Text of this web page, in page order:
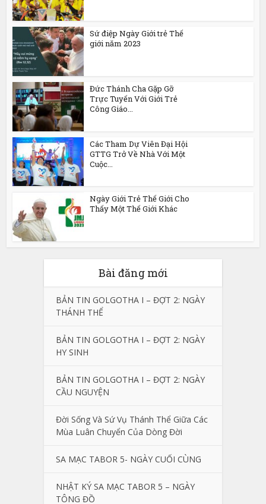
Sứ điệp Ngày Giới trẻ Thế
giới năm 2023
Đức Thánh Cha Gặp Gỡ
Trực Tuyến Với Giới Trẻ
Công Giáo...
Các Tham Dự Viên Đại Hội
GTTG Trở Về Nhà Với Một
Cuộc...
Ngày Giới Trẻ Thế Giới Cho
Thấy Một Thế Giới Khác
Bài đăng mới
BẢN TIN GOLGOTHA I – ĐỢT 2: NGÀY
THÁNH THỂ
BẢN TIN GOLGOTHA I – ĐỢT 2: NGÀY
HY SINH
BẢN TIN GOLGOTHA I – ĐỢT 2: NGÀY
CẦU NGUYỆN
Đời Sống Và Sứ Vụ Thánh Thể Giữa Các
Mùa Luân Chuyển Của Dòng Đời
SA MẠC TABOR 5- NGÀY CUỐI CÙNG
NHẬT KÝ SA MẠC TABOR 5 – NGÀY
TÔNG ĐỒ